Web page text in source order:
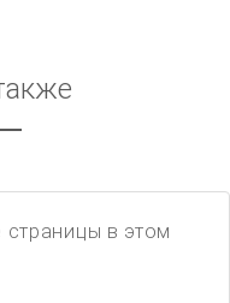
страницы в этом